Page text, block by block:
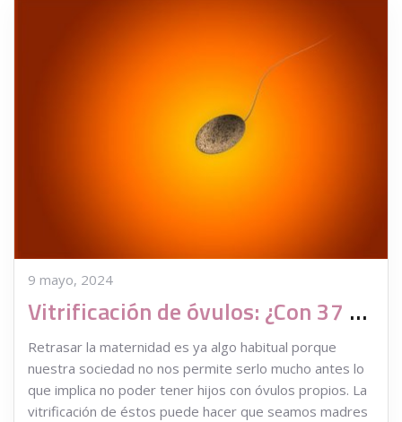
9 mayo, 2024
Vitrificación de óvulos: ¿Con 37 años puedo hacerlo?
Retrasar la maternidad es ya algo habitual porque
nuestra sociedad no nos permite serlo mucho antes lo
que implica no poder tener hijos con óvulos propios. La
vitrificación de éstos puede hacer que seamos madres